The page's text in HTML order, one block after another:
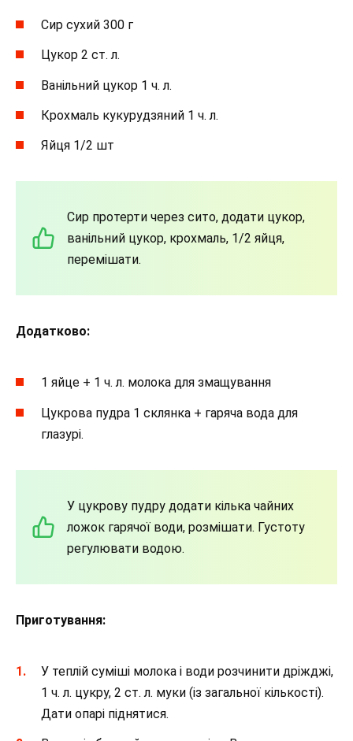
Сир сухий 300 г
Цукор 2 ст. л.
Ванільний цукор 1 ч. л.
Крохмаль кукурудзяний 1 ч. л.
Яйця 1/2 шт
Сир протерти через сито, додати цукор,
ванільний цукор, крохмаль, 1/2 яйця,
перемішати.
Додатково:
1 яйце + 1 ч. л. молока для змащування
Цукрова пудра 1 склянка + гаряча вода для
глазурі.
У цукрову пудру додати кілька чайних
ложок гарячої води, розмішати. Густоту
регулювати водою.
Приготування:
У теплій суміші молока і води розчинити дріжджі,
1 ч. л. цукру, 2 ст. л. муки (із загальної кількості).
Дати опарі піднятися.